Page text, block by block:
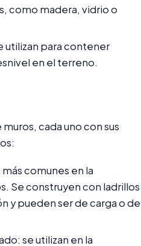
como madera, vidrio o
utilizan para contener
en el terreno.
cada uno con sus
comunes en la
Se construyen con ladrillos
y pueden ser de carga o de
se utilizan en la